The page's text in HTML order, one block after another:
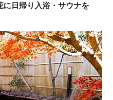
日帰り入浴・サウナを